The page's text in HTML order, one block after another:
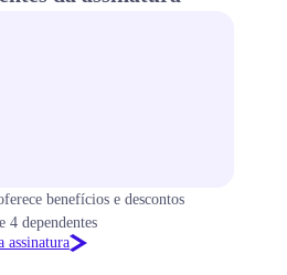
benefícios e descontos
4 dependentes
assinatura